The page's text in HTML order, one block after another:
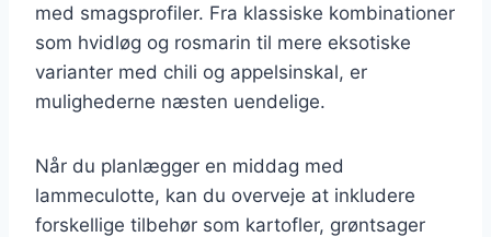
med smagsprofiler. Fra klassiske kombinationer
som hvidløg og rosmarin til mere eksotiske
varianter med chili og appelsinskal, er
mulighederne næsten uendelige.
Når du planlægger en middag med
lammeculotte, kan du overveje at inkludere
forskellige tilbehør som kartofler, grøntsager